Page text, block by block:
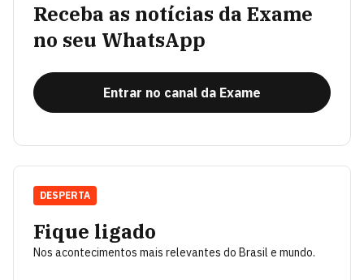
Receba as notícias da Exame
no seu WhatsApp
Entrar no canal da Exame
Fique ligado
Nos acontecimentos mais relevantes do Brasil e mundo.
DESPERTA